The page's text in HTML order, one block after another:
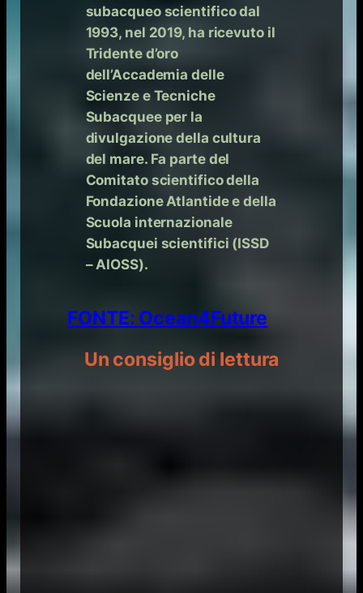
subacqueo scientifico dal
1993, nel 2019, ha ricevuto il
Tridente d’oro
dell’Accademia delle
Scienze e Tecniche
Subacquee per la
divulgazione della cultura
del mare. Fa parte del
Comitato scientifico della
Fondazione Atlantide e della
Scuola internazionale
Subacquei scientifici (ISSD
– AIOSS).
FONTE: Ocean4Future
Un consiglio di lettura